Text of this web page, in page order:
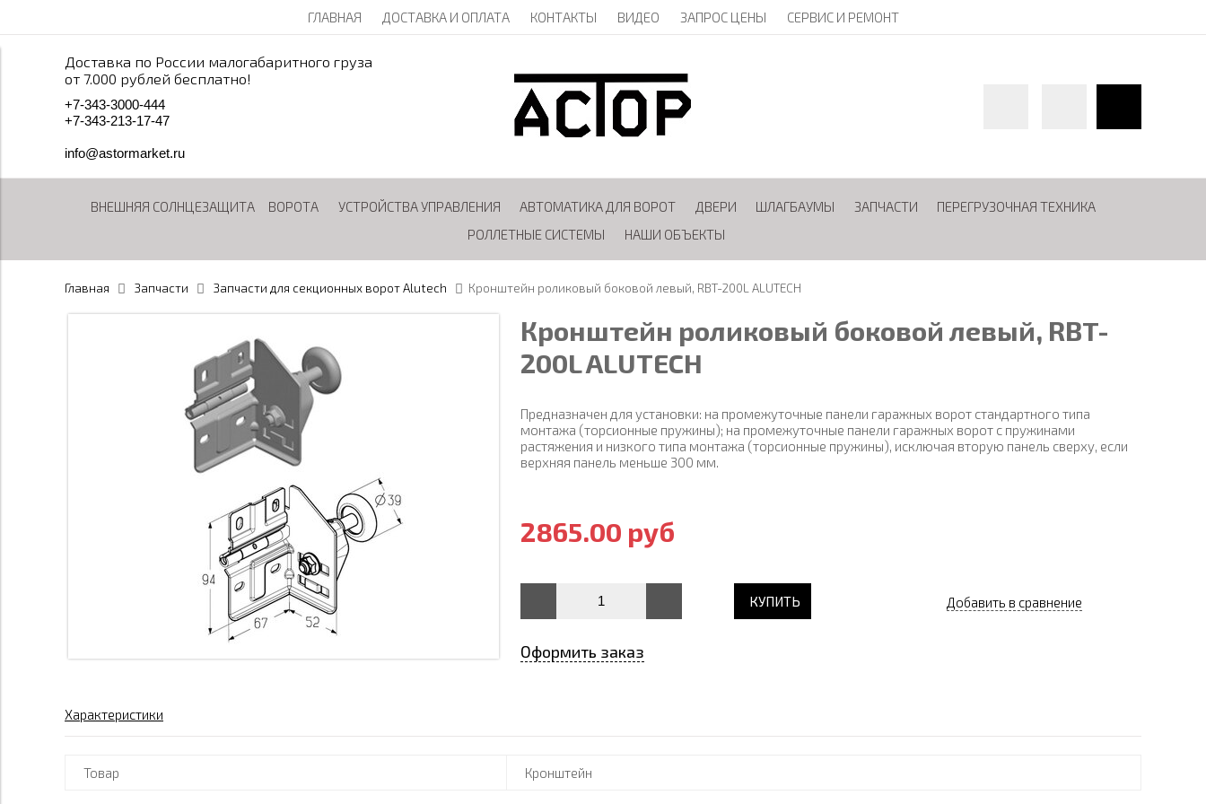
ГЛАВНАЯ ДОСТАВКА И ОПЛАТА КОНТАКТЫ ВИДЕО ЗАПРОС ЦЕНЫ СЕРВИС И РЕМОНТ
Доставка по России малогабаритного груза
от 7.000 рублей бесплатно!
+7-343-3000-444
+7-343-213-17-47
info@astormarket.ru
ВНЕШНЯЯ СОЛНЦЕЗАЩИТА ВОРОТА УСТРОЙСТВА УПРАВЛЕНИЯ АВТОМАТИКА ДЛЯ ВОРОТ ДВЕРИ ШЛАГБАУМЫ ЗАПЧАСТИ
ПЕРЕГРУЗОЧНАЯ ТЕХНИКА
РОЛЛЕТНЫЕ СИСТЕМЫ
НАШИ ОБЪЕКТЫ
Главная Запчасти Запчасти для секционных ворот Alutech Кронштейн роликовый боковой левый, RBT-200L ALUTECH
Кронштейн роликовый боковой левый, RBT-
200L ALUTECH
Предназначен для установки: на промежуточные панели гаражных ворот стандартного типа
монтажа (торсионные пружины); на промежуточные панели гаражных ворот с пружинами
растяжения и низкого типа монтажа (торсионные пружины), исключая вторую панель сверху, если
верхняя панель меньше 300 мм.
2865.00 руб
КУПИТЬ Добавить в сравнение
Оформить заказ
Характеристики
Товар Кронштейн